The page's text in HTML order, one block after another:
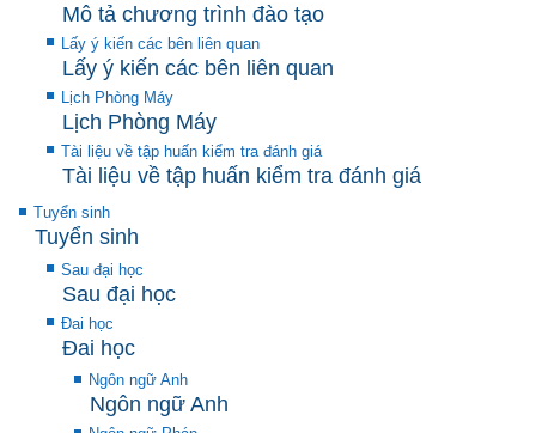
Mô tả chương trình đào tạo
Lấy ý kiến các bên liên quan
Lấy ý kiến các bên liên quan
Lịch Phòng Máy
Lịch Phòng Máy
Tài liệu về tập huấn kiểm tra đánh giá
Tài liệu về tập huấn kiểm tra đánh giá
Tuyển sinh
Tuyển sinh
Sau đại học
Sau đại học
Đai học
Đai học
Ngôn ngữ Anh
Ngôn ngữ Anh